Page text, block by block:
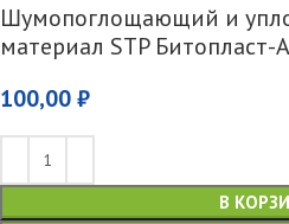
Шумопоглощающий и
материал STP Битопласт-
100,00 ₽
В